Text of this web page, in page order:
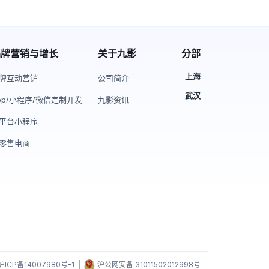
营销与增长
互动营销
小程序/微信定制开发
台小程序
售电商
关于九影
公司简介
九影资讯
分部
上海
武汉
ICP备14007980号-1 沪公网安备 31011502012998号